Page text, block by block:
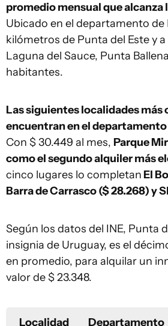
promedio mensual que alcanza
Ubicado en el departamento de
kilómetros de Punta del Este y
Laguna del Sauce, Punta
habitantes.
Las siguientes localidades más
encuentran en el departamento
Con $ 30.449 al mes, Parque
como el segundo alquiler más
cinco lugares lo completan El
Barra de Carrasco ($ 28.268) y
Según los datos del INE, Punta
insignia de Uruguay, es el
en promedio, para alquilar un
valor de $ 23.348.
Localidad Departamento